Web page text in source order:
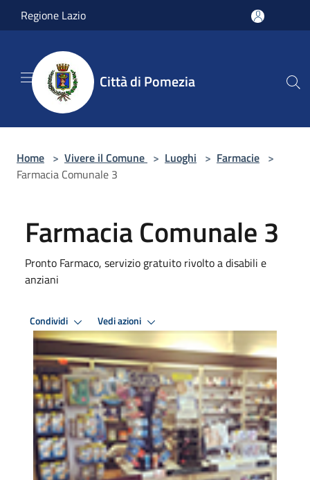
Salta al contenuto principale
Regione Lazio
Città di Pomezia
Home > Vivere il Comune > Luoghi > Farmacie >
Farmacia Comunale 3
Farmacia Comunale 3
Pronto Farmaco, servizio gratuito rivolto a disabili e
anziani
Condividi Vedi azioni